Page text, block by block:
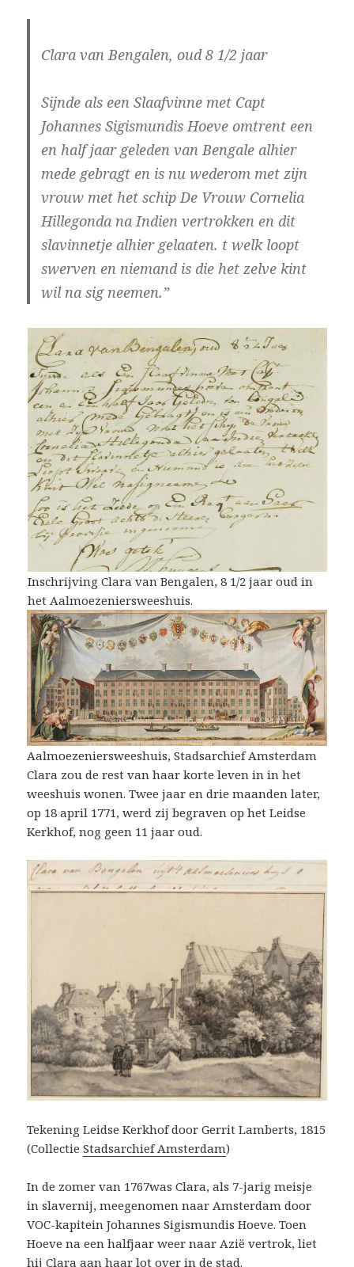
Clara van Bengalen, oud 8 1/2 jaar
Sijnde als een Slaafvinne met Capt
Johannes Sigismundis Hoeve omtrent een
en half jaar geleden van Bengale alhier
mede gebragt en is nu wederom met zijn
vrouw met het schip De Vrouw Cornelia
Hillegonda na Indien vertrokken en dit
slavinnetje alhier gelaaten. t welk loopt
swerven en niemand is die het zelve kint
wil na sig neemen.”
Inschrijving Clara van Bengalen, 8 1/2 jaar oud in
het Aalmoezeniersweeshuis.
Aalmoezeniersweeshuis, Stadsarchief Amsterdam
Clara zou de rest van haar korte leven in in het
weeshuis wonen. Twee jaar en drie maanden later,
op 18 april 1771, werd zij begraven op het Leidse
Kerkhof, nog geen 11 jaar oud.
Tekening Leidse Kerkhof door Gerrit Lamberts, 1815
(CollectieStadsarchief Amsterdam)
In de zomer van 1767was Clara, als 7-jarig meisje
in slavernij, meegenomen naar Amsterdam door
VOC-kapitein Johannes Sigismundis Hoeve. Toen
Hoeve na een halfjaar weer naar Azië vertrok, liet
hij Clara aan haar lot over in de stad.